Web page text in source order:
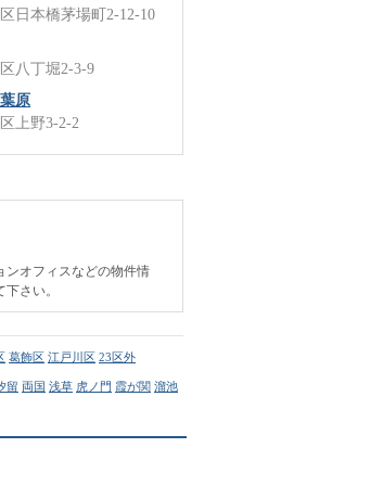
日本橋茅場町2-12-10
八丁堀2-3-9
原
上野3-2-2
ンオフィスなどの物件情
さい。
葛飾区 江戸川区 23区外
留 両国 浅草 虎ノ門 霞が関 溜池